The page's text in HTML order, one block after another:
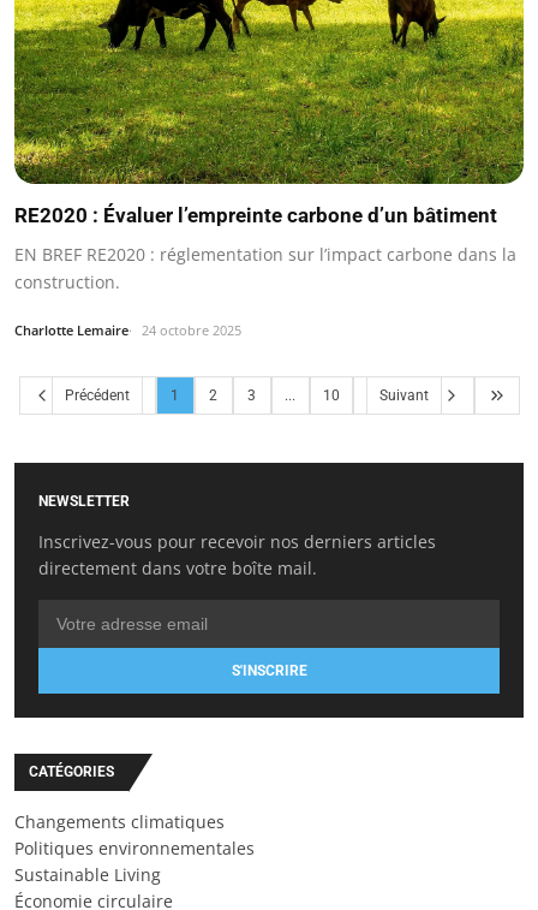
RE2020 : Évaluer l’empreinte carbone d’un bâtiment
EN BREF RE2020 : réglementation sur l’impact carbone dans la
construction.
Charlotte Lemaire 24 octobre 2025
Précédent 1 2 3 ... 10 Suivant
NEWSLETTER
Inscrivez-vous pour recevoir nos derniers articles
directement dans votre boîte mail.
S'INSCRIRE
CATÉGORIES
Changements climatiques
Politiques environnementales
Sustainable Living
Économie circulaire